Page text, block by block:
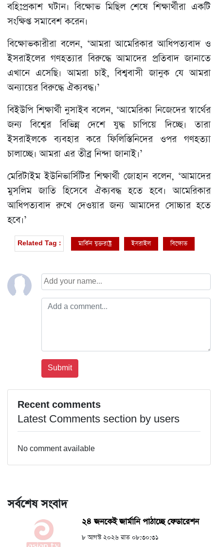
বহিঃপ্রকাশ ঘটান। বিক্ষোভ মিছিল শেষে শিক্ষার্থীরা একটি
সংক্ষিপ্ত সমাবেশ করেন।
বিক্ষোভকারীরা বলেন, ‘আমরা আমেরিকার আধিপত্যবাদ ও
ইসরাইলের গণহত্যার বিরুদ্ধে আমাদের প্রতিবাদ জানাতে
এখানে এসেছি। আমরা চাই, বিশ্ববাসী জানুক যে আমরা
অন্যায়ের বিরুদ্ধে ঐক্যবদ্ধ।’
বিইউপি শিক্ষার্থী নুসাইব বলেন, ‘আমেরিকা নিজেদের স্বার্থের
জন্য বিশ্বের বিভিন্ন দেশে যুদ্ধ চাপিয়ে দিচ্ছে। তারা
ইসরাইলকে ব্যবহার করে ফিলিস্তিনিদের ওপর গণহত্যা
চালাচ্ছে। আমরা এর তীব্র নিন্দা জানাই।’
মেরিটাইম ইউনিভার্সিটির শিক্ষার্থী জোহান বলেন, ‘আমাদের
মুসলিম জাতি হিসেবে ঐক্যবদ্ধ হতে হবে। আমেরিকার
আধিপত্যবাদ রুখে দেওয়ার জন্য আমাদের সোচ্চার হতে
হবে।’
Related Tag : মার্কিন যুক্তরাষ্ট্র ইসরাইল বিক্ষোভ
Recent comments
Latest Comments section by users
No comment available
সর্বশেষ সংবাদ
২৪ জনকেই জার্মানি পাঠাচ্ছে ফেডারেশন
৮ আগস্ট ২০২৬ রাত ০৮:৩০:৩১